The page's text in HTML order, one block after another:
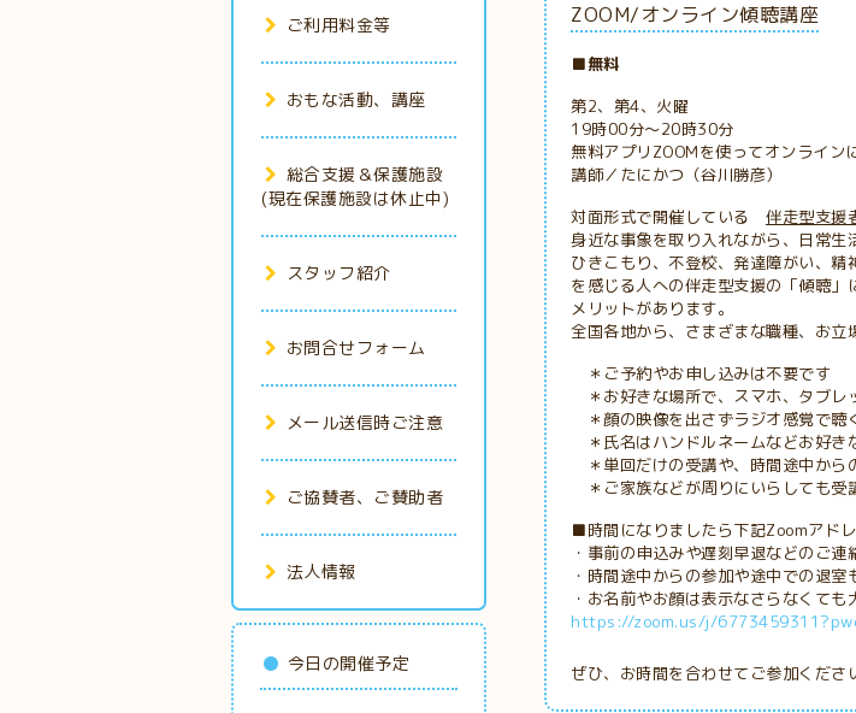
ZOOM/オンライン傾聴講座
■無料
第2、第4、火曜
19時00分～20時30分
無料アプリZOOMを使ってオンライン
講師／たにかつ（谷川勝彦）
対面形式で開催している 伴走型支援
身近な事象を取り入れながら、日常生
ひきこもり、不登校、発達障がい、
を感じる人への伴走型支援の「傾聴
メリットがあります。
全国各地から、さまざまな職種、お立
＊ご予約やお申し込みは不要です
＊お好きな場所で、スマホ、タブレ
＊顔の映像を出さずラジオ感覚で聴
＊氏名はハンドルネームなどお好き
＊単回だけの受講や、時間途中から
＊ご家族などが周りにいらしても受
■時間になりましたら下記Zoomアド
・事前の申込みや遅刻早退などのご連
・時間途中からの参加や途中での退室
・お名前やお顔は表示なさらなくても
https://zoom.us/j/
ぜひ、お時間を合わせてご参加くださ
ご利用料金等
おもな活動、講座
総合支援＆保護施設
(現在保護施設は休止中)
スタッフ紹介
お問合せフォーム
メール送信時ご注意
ご協賛者、ご賛助者
法人情報
今日の開催予定